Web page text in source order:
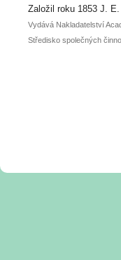
posteru je už 30.
Založil roku 1853 J.
Vydává Nakladatelství
Středisko společných